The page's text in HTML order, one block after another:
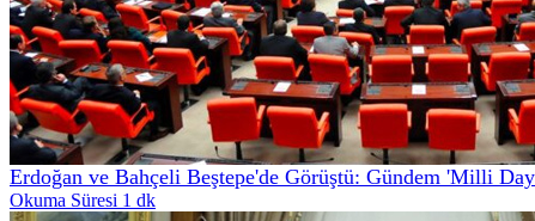
Erdoğan ve Bahçeli Beştepe'de Görüştü: Gündem 'Milli
Okuma Süresi 1 dk